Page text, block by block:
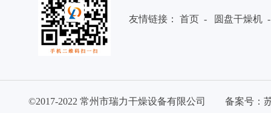
友情链接： 首页- 圆盘干燥机
©2017-2022 常州市瑞力干燥设备有限公司 备案号：